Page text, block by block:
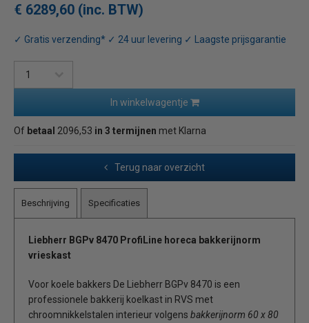
€ 6289,60 (inc. BTW)
✓ Gratis verzending* ✓ 24 uur levering ✓ Laagste prijsgarantie
In winkelwagentje
Of betaal 2096,53 in 3 termijnen met Klarna
Terug naar overzicht
Beschrijving Specificaties
Liebherr BGPv 8470 ProfiLine horeca bakkerijnorm
vrieskast
Voor koele bakkers De Liebherr BGPv 8470 is een
professionele bakkerij koelkast in RVS met
chroomnikkelstalen interieur volgens bakkerijnorm 60 x 80